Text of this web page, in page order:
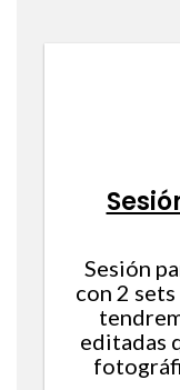
Sesión
con 2
editadas